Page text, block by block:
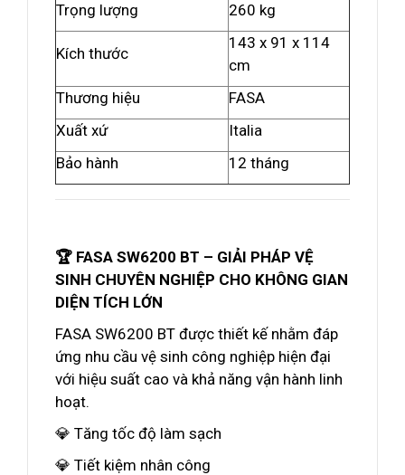
Trọng lượng
260 kg
Kích thước
143 x 91 x 114
cm
Thương hiệu
FASA
Xuất xứ
Italia
Bảo hành
12 tháng
🏆 FASA SW6200 BT – GIẢI PHÁP VỆ
SINH CHUYÊN NGHIỆP CHO KHÔNG GIAN
DIỆN TÍCH LỚN
FASA SW6200 BT được thiết kế nhằm đáp
ứng nhu cầu vệ sinh công nghiệp hiện đại
với hiệu suất cao và khả năng vận hành linh
hoạt.
💎 Tăng tốc độ làm sạch
💎 Tiết kiệm nhân công